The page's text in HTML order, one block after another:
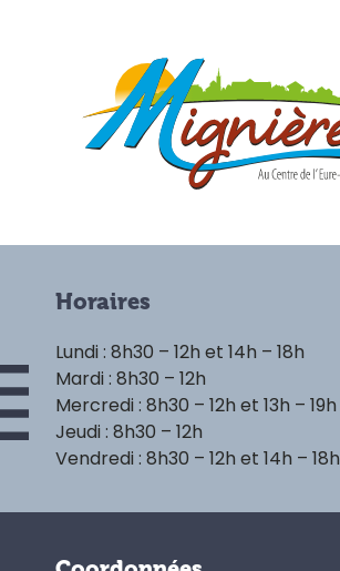
Horaires
Lundi : 8h30 – 12h et 14h – 18h
Mardi : 8h30 – 12h
Mercredi : 8h30 – 12h et 13h – 19h
Jeudi : 8h30 – 12h
Vendredi : 8h30 – 12h et 14h – 18h